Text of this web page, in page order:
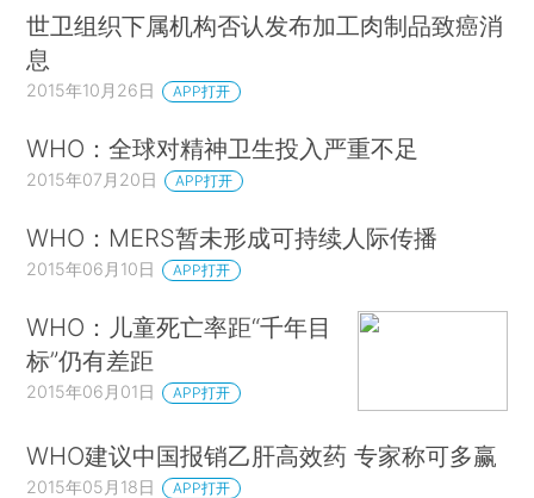
世卫组织下属机构否认发布加工肉制品致癌消
息
2015年10月26日 APP打开
WHO：全球对精神卫生投入严重不足
2015年07月20日 APP打开
WHO：MERS暂未形成可持续人际传播
2015年06月10日 APP打开
WHO：儿童死亡率距“千年目
标”仍有差距
2015年06月01日 APP打开
WHO建议中国报销乙肝高效药 专家称可多赢
2015年05月18日 APP打开